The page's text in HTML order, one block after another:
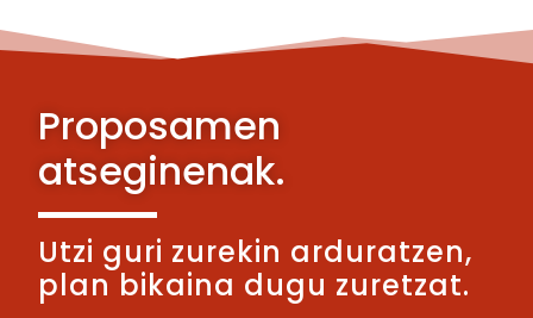
Proposamen
atseginenak.
Utzi guri zurekin arduratzen,
plan bikaina dugu zuretzat.